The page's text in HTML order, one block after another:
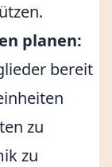
planen:
bereit
zu
zu